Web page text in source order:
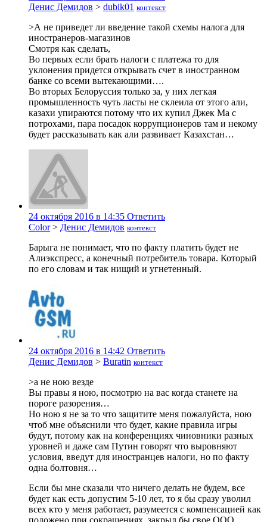
Денис Демидов > dubik01 контекст
>А не приведет ли введение такой схемы налога для
иностранеров-магазинов
Смотря как сделать,
Во первых если брать налоги с платежа то для
уклонения придется открывать счет в иностранном
банке со всеми вытекающими….
Во вторых Белоруссия только за, у них легкая
промышленность чуть ласты не склеила от этого али,
казахи упираются потому что их купил Джек Ма с
потрохами, пара посадок коррупционеров там и некому
будет рассказывать как али развивает Казахстан…
24 октября 2016 в 14:35 Ответить
Color> Денис Демидов контекст
Барыга не понимает, что по факту платить будет не
Алиэкспресс, а конечный потребитель товара. Который
по его словам и так нищий и угнетенный.
24 октября 2016 в 14:42 Ответить
Денис Демидов > Buratin контекст
>а не ною везде
Вы правы я ною, посмотрю на вас когда станете на
пороге разорения…
Но ною я не за то что защитите меня пожалуйста, ною
чтоб мне объяснили что будет, какие правила игры
будут, потому как на конференциях чиновники разных
уровней и даже сам Путин говорят что выровняют
условия, введут для иностранцев налоги, но по факту
одна болтовня…
Если бы мне сказали что ничего делать не будем, все
будет как есть допустим 5-10 лет, то я бы сразу уволил
всех кто у меня работает, разумеется с компенсацией как
положено при сокращениях, закрыл бы свое ООО,